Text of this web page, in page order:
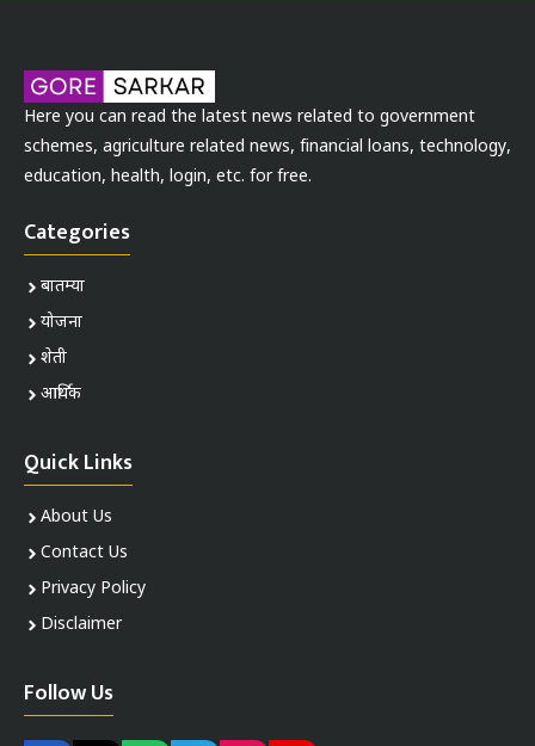
Here you can read the latest news related to government
schemes, agriculture related news, financial loans, technology,
education, health, login, etc. for free.
Categories
बातम्या
योजना
शेती
आर्थिक
Quick Links
About Us
Contact Us
Privacy Policy
Disclaimer
Follow Us